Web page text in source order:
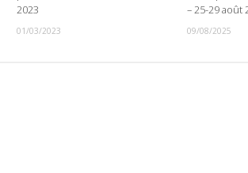
2023
01/03/2023
– 25-29 août
09/08/2025